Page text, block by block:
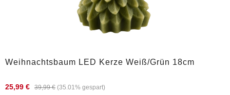
Weihnachtsbaum LED Kerze Weiß/Grün 18cm
25,99 € 39,99 € (35.01% gespart)